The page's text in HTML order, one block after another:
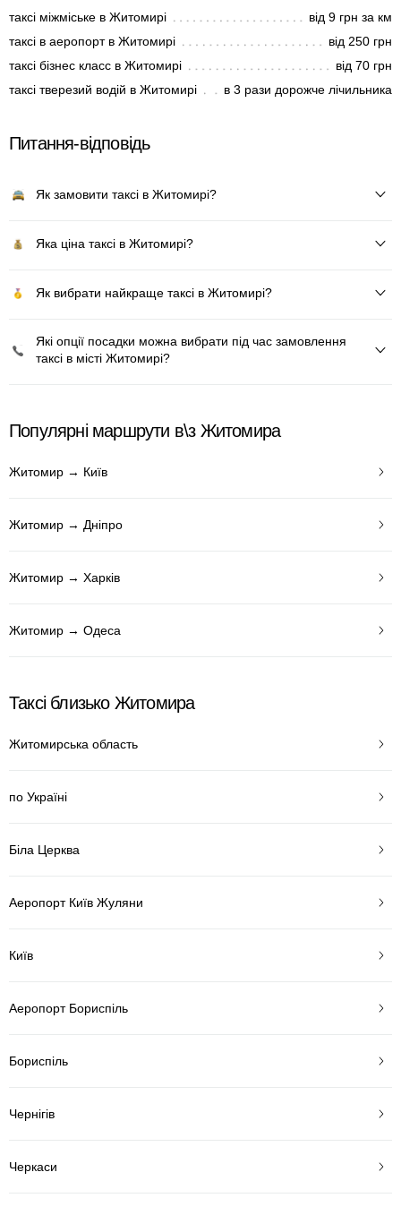
таксі міжміське в Житомирі
від 9 грн за км
таксі в аеропорт в Житомирі
від 250 грн
таксі бізнес класс в Житомирі
від 70 грн
таксі тверезий водій в Житомирі
в 3 рази дорожче лічильника
Питання-відповідь
Як замовити таксі в Житомирі?
Яка ціна таксі в Житомирі?
Як вибрати найкраще таксі в Житомирі?
Які опції посадки можна вибрати під час замовлення
таксі в місті Житомирі?
Популярні маршрути в\з Житомира
Житомир → Київ
Житомир → Дніпро
Житомир → Харків
Житомир → Одеса
Таксі близько Житомира
Житомирська область
по Україні
Біла Церква
Аеропорт Київ Жуляни
Київ
Аеропорт Бориспіль
Бориспіль
Чернігів
Черкаси